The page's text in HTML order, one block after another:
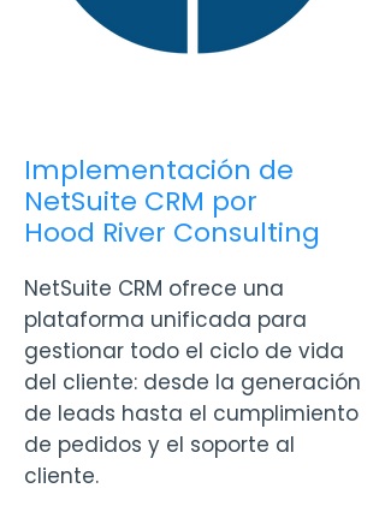
Implementación de
NetSuite CRM por
Hood River Consulting
NetSuite CRM ofrece una
plataforma unificada para
gestionar todo el ciclo de vida
del cliente: desde la generación
de leads hasta el cumplimiento
de pedidos y el soporte al
cliente.